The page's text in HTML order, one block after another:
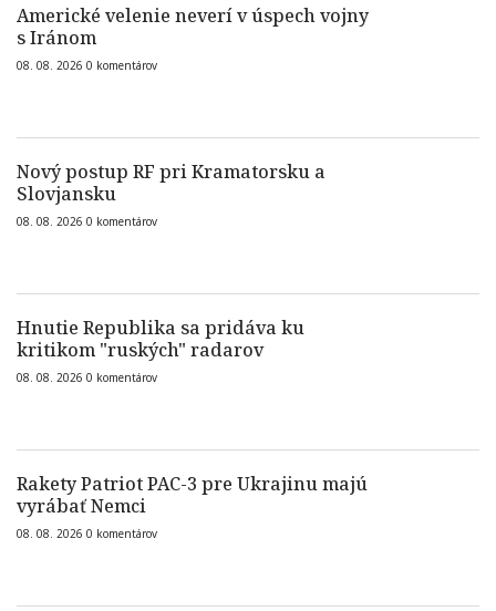
Americké velenie neverí v úspech vojny
s Iránom
08. 08. 2026 0 komentárov
Nový postup RF pri Kramatorsku a
Slovjansku
08. 08. 2026 0 komentárov
Hnutie Republika sa pridáva ku
kritikom "ruských" radarov
08. 08. 2026 0 komentárov
Rakety Patriot PAC-3 pre Ukrajinu majú
vyrábať Nemci
08. 08. 2026 0 komentárov